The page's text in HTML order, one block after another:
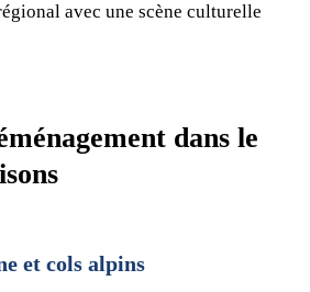
avec une scène culturelle
dans le
et cols alpins